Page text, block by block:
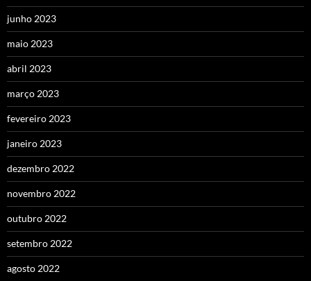
junho 2023
maio 2023
abril 2023
março 2023
fevereiro 2023
janeiro 2023
dezembro 2022
novembro 2022
outubro 2022
setembro 2022
agosto 2022